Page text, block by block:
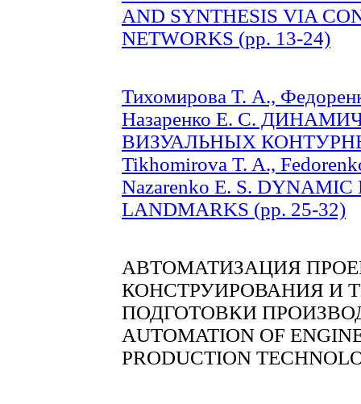
AND SYNTHESIS VIA
NETWORKS (pp. 13-24)
Тихомирова Т. А.,
Назаренко Е. С.
ВИЗУАЛЬНЫХ
Tikhomirova T. A.,
Nazarenko E. S.
LANDMARKS (pp. 25-32)
АВТОМАТИЗАЦИЯ
КОНСТРУИРОВАНИЯ И
ПОДГОТОВКИ
AUTOMATION OF
PRODUCTION